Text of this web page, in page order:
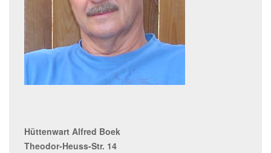
Hüttenwart Alfred Boek
Theodor-Heuss-Str. 14